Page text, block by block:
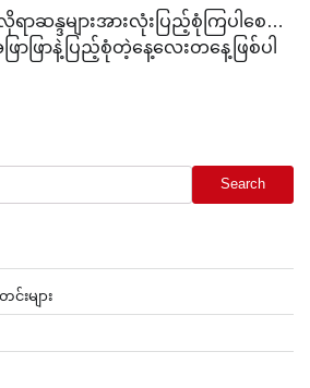
ဆန္ဒများအားလုံးပြည့်စုံကြပါစေ…
ဖြာနဲ့ပြည့်စုံတဲ့နေ့လေးတနေ့ဖြစ်ပါ
Search
များ